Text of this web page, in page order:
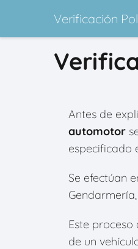
Verificación
Antes de
automotor
especificado
Se efectúan
Este
de un